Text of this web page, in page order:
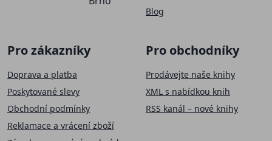
Blog
Pro zákazníky
Doprava a platba
Poskytované slevy
Obchodní podmínky
Reklamace a vrácení zboží
Pro obchodníky
Prodávejte naše knihy
XML s nabídkou knih
RSS kanál – nové knihy